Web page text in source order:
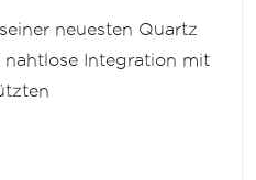
neuesten Quartz
nahtlose Integration mit